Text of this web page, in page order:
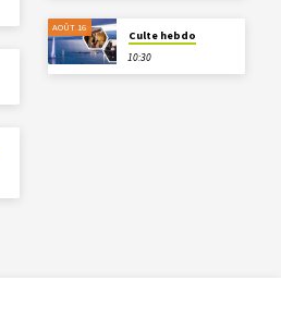
AOÛT 16
Culte hebdo
10:30